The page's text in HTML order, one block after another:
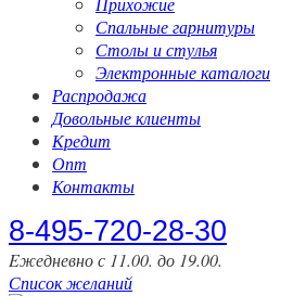
Спальные гарнитуры
Столы и стулья
Электронные каталоги
Распродажа
Довольные клиенты
Кредит
Опт
Контакты
‎8-495-720-28-30
Eжедневно с 11.00. до 19.00.
Список желаний